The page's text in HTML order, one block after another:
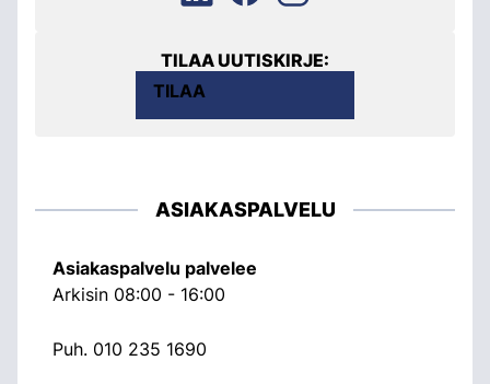
TILAA UUTISKIRJE:
TILAA
ASIAKASPALVELU
Asiakaspalvelu palvelee
Arkisin 08:00 - 16:00
Puh. 010 235 1690